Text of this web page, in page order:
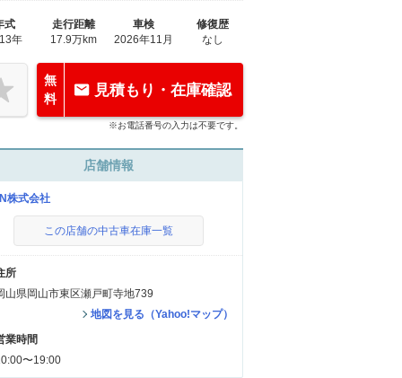
式
年
走行距離
17.9万km
車検
2026年11月
修復歴
なし
無
料
見積もり・在庫確認
※お電話番号の入力は不要です。
店舗情報
株式会社
この店舗の中古車在庫一覧
所
山県岡山市東区瀬戸町寺地739
地図を見る（Yahoo!マップ）
業時間
〜19:00